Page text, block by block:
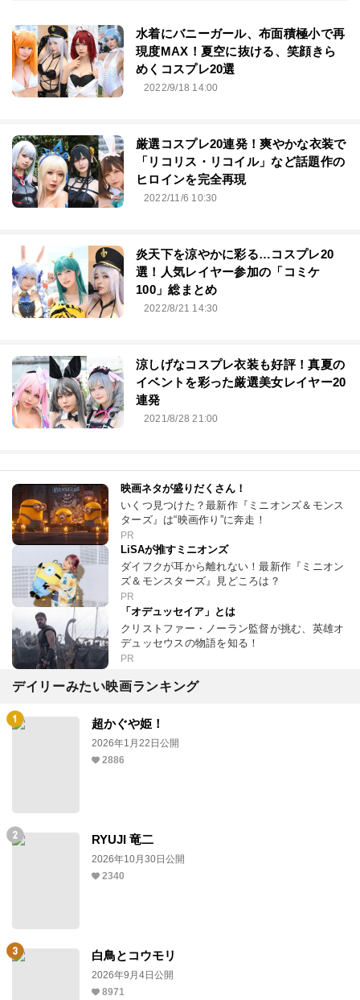
水着にバニーガール、布面積極小で再
現度MAX！夏空に抜ける、笑顔きら
めくコスプレ20選
2022/9/18 14:00
厳選コスプレ20連発！爽やかな衣装で
「リコリス・リコイル」など話題作の
ヒロインを完全再現
2022/11/6 10:30
炎天下を涼やかに彩る…コスプレ20
選！人気レイヤー参加の「コミケ
100」総まとめ
2022/8/21 14:30
涼しげなコスプレ衣装も好評！真夏の
イベントを彩った厳選美女レイヤー20
連発
2021/8/28 21:00
映画ネタが盛りだくさん！
いくつ見つけた？最新作『ミニオンズ＆モンス
ターズ』は“映画作り”に奔走！
PR
LiSAが推すミニオンズ
ダイフクが耳から離れない！最新作『ミニオン
ズ＆モンスターズ』見どころは？
PR
「オデュッセイア」とは
クリストファー・ノーラン監督が挑む、英雄オ
デュッセウスの物語を知る！
PR
デイリーみたい映画ランキング
超かぐや姫！
2026年1月22日公開
2886
RYUJI 竜二
2026年10月30日公開
2340
白鳥とコウモリ
2026年9月4日公開
8971